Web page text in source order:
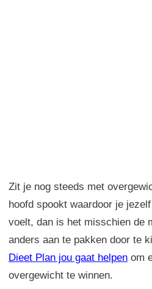
Zit je nog steeds met
hoofd spookt waardoor je
voelt, dan is het misschien de
anders aan te pakken door te
Dieet Plan jou gaat helpen om
overgewicht te winnen.